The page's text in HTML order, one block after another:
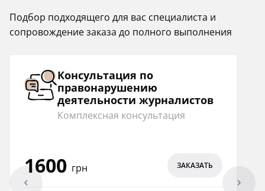
Подбор подходящего для вас специалиста и
сопровождение заказа до полного выполнения
Консультация по
правонарушению
деятельности журналистов
Комплексная консультация
1600 грн ЗАКАЗАТЬ
arrowleft arrowright